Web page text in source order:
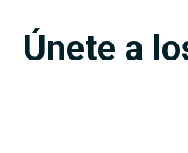
Únete a